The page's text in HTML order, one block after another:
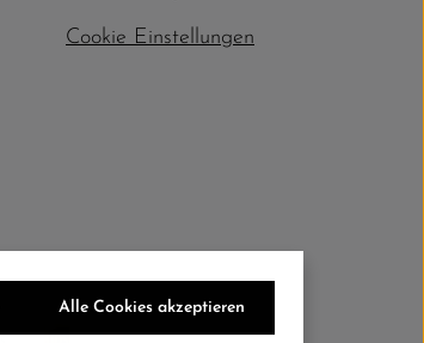
Cookie Einstellungen
Alle Cookies akzeptieren